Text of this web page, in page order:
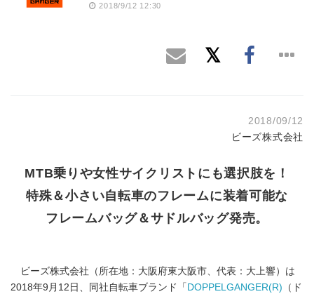
2018/9/12 12:30
2018/09/12
ビーズ株式会社
MTB乗りや女性サイクリストにも選択肢を！
特殊＆小さい自転車のフレームに装着可能な
フレームバッグ＆サドルバッグ発売。
ビーズ株式会社（所在地：大阪府東大阪市、代表：大上響）は
2018年9月12日、同社自転車ブランド「 DOPPELGANGER(R) （ド